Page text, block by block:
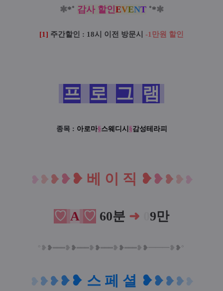
✱*˚ 감사 할인EVENT˚*✱
[1] 주간할인 : 18시 이전 방문시 -1만원 할인
프 로 그 램
종목 : 아로마§스웨디시 §감성테라피
❥ ❥ ❥ ❥ ❥ 베 이 직 ❥❥ ❥ ❥ ❥
♡ A ♡ 60분 ➜ 9만
° ❥ ❥━━━❥ ❥━━━❥ ❥━━━❥ ❥━━━❥ ❥━━━ ❥ ❥ °
❥ ❥❥❥ ❥ 스 페 셜 ❥❥ ❥❥ ❥